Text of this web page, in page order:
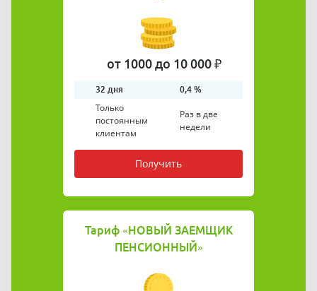
от 1000 до 10 000 ₽
32 дня 0,4 %
Только
постоянным
клиентам
Раз в две
недели
Получить
Тариф «НОВЫЙ ЗАЕМЩИК
ПЕНСИОННЫЙ»